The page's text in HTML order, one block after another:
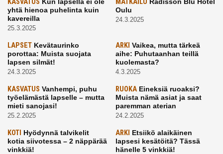
KASVATUS
yhtä hienoa puhelinta kuin
kavereilla
25.3.2025
MATKAILU
Oulu
24.3.2025
LAPSET Kevätaurinko
porottaa: Muista suojata
lapsen silmät!
24.3.2025
ARKI Vaikea, mutta tärkeä
aihe: Puhutaanhan teillä
kuolemasta?
4.3.2025
KASVATUS Vanhempi, puhu
työelämästä lapselle – mutta
mieti sanojasi!
25.2.2025
RUOKAEineksiä ruoaksi?
Muista nämä asiat ja saat
paremman aterian
24.2.2025
KOTI Hyödynnä talvikelit
kotia siivotessa – 2 näppärää
vinkkiä!
ARKI Etsiikö alaikäinen
lapsesi kesätöitä? Tässä
hänelle 5 vinkkiä!